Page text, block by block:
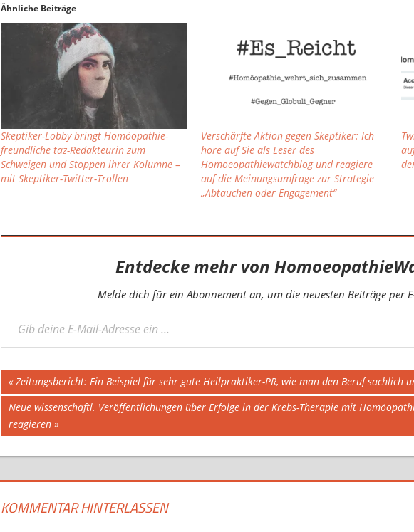
Ähnliche Beiträge
Skeptiker-Lobby bringt Homöopathie-
freundliche taz-Redakteurin zum
Schweigen und Stoppen ihrer Kolumne –
mit Skeptiker-Twitter-Trollen
Verschärfte Aktion gegen Skeptiker: Ich
höre auf Sie als Leser des
Homoeopathiewatchblog und reagiere
auf die Meinungsumfrage zur Strategie
„Abtauchen oder Engagement“
Entdecke mehr von
Melde dich für ein Abonnement an, um die neuesten Beiträge per
Gib deine E-Mail-Adresse ein ...
Beitragsnavigation
Vorheriger
Beitrag:
Zeitungsbericht: Ein Beispiel für sehr gute Heilpraktiker-PR, wie man den Beruf sachlich
Nächster
Beitrag:
Neue wissenschaftl. Veröffentlichungen über Erfolge in der Krebs-Therapie mit
reagieren
KOMMENTAR HINTERLASSEN